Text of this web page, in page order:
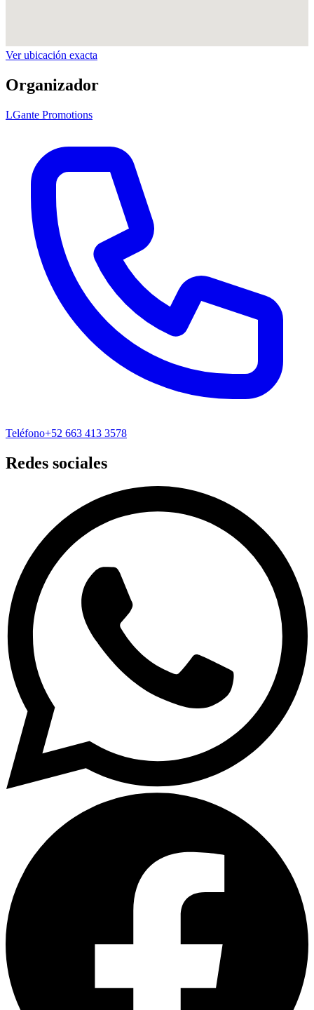
Ver ubicación exacta
Organizador
LGante Promotions
Teléfono+52 663 413 3578
Redes sociales